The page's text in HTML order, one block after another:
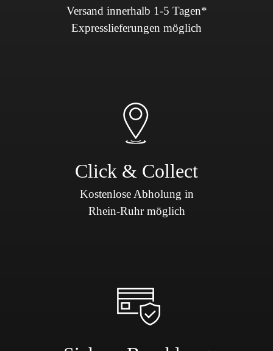
Versand innerhalb 1-5 Tagen*
Expresslieferungen möglich
Click & Collect
Kostenlose Abholung in
Rhein-Ruhr möglich